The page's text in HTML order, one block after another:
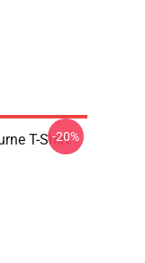
T-Shirt
-20%